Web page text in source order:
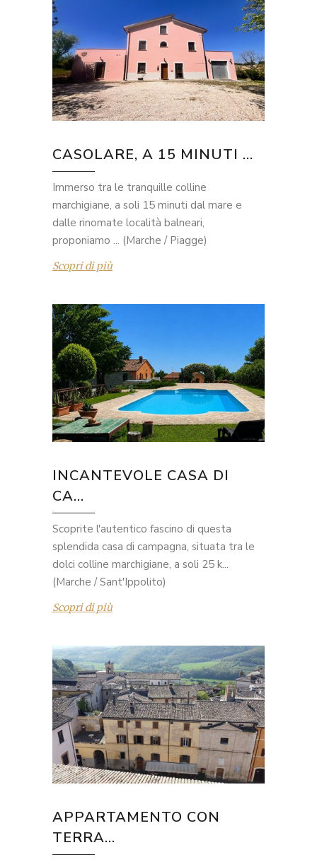
CASOLARE, A 15 MINUTI ...
Immerso tra le tranquille colline
marchigiane, a soli 15 minuti dal mare e
dalle rinomate località balneari,
proponiamo ... (Marche / Piagge)
Scopri di più
INCANTEVOLE CASA DI
CA...
Scoprite l'autentico fascino di questa
splendida casa di campagna, situata tra le
dolci colline marchigiane, a soli 25 k...
(Marche / Sant'Ippolito)
Scopri di più
APPARTAMENTO CON
TERRA...